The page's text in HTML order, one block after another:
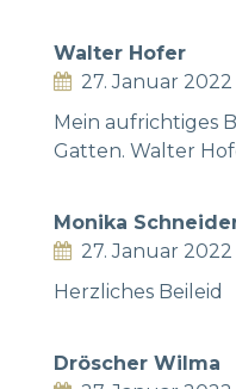
Walter Hofer
27. Januar 2022
Mein aufrichtiges
Gatten. Walter
Monika
27. Januar 2022
Herzliches Beileid
Dröscher Wilma